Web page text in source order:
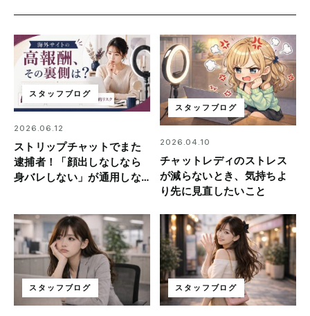
スタッフブログ
2026.06.12
ストリップチャットでまた
逮捕者！「顔出しなしなら
身バレしない」が通用しな
スタッフブログ
2026.04.10
チャットレディのストレス
が減らないとき、気持ちよ
り先に見直したいこと
スタッフブログ スタッフブログ